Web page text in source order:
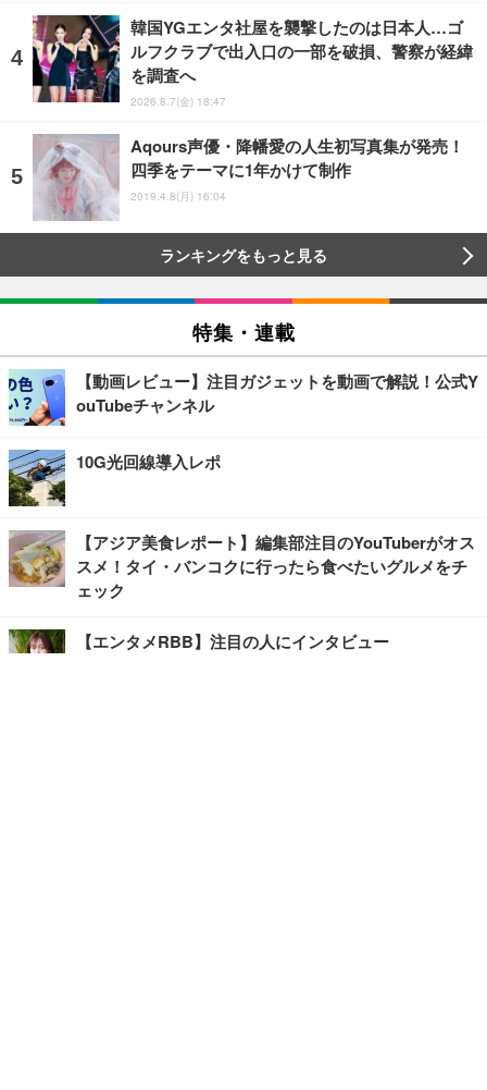
韓国YGエンタ社屋を襲撃したのは日本人…ゴ
ルフクラブで出入口の一部を破損、警察が経緯
を調査へ
2026.8.7(金) 18:47
Aqours声優・降幡愛の人生初写真集が発売！
四季をテーマに1年かけて制作
2019.4.8(月) 16:04
ランキングをもっと見る
特集・連載
【動画レビュー】注目ガジェットを動画で解説！公式Y
ouTubeチャンネル
10G光回線導入レポ
【アジア美食レポート】編集部注目のYouTuberがオス
スメ！タイ・バンコクに行ったら食べたいグルメをチ
ェック
【エンタメRBB】注目の人にインタビュー